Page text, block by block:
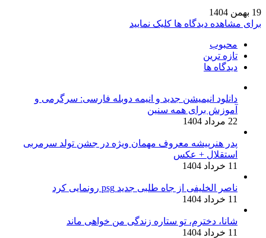
19 بهمن 1404
برای مشاهده دیدگاه ها کلیک نمایید
محبوب
تازه ترین
دیدگاه ها
دانلود انیمیشن جدید و انیمه دوبله فارسی: سرگرمی و
آموزش برای همه سنین
22 مرداد 1404
پدر هنرپیشه معروف مهمان ویژه در جشن تولد سرمربی
استقلال + عکس
11 خرداد 1404
ناصر الخلیفی از جاه طلبی جدید psg رونمایی کرد
11 خرداد 1404
شانا، دخترم، تو ستاره زندگی من خواهی ماند
11 خرداد 1404